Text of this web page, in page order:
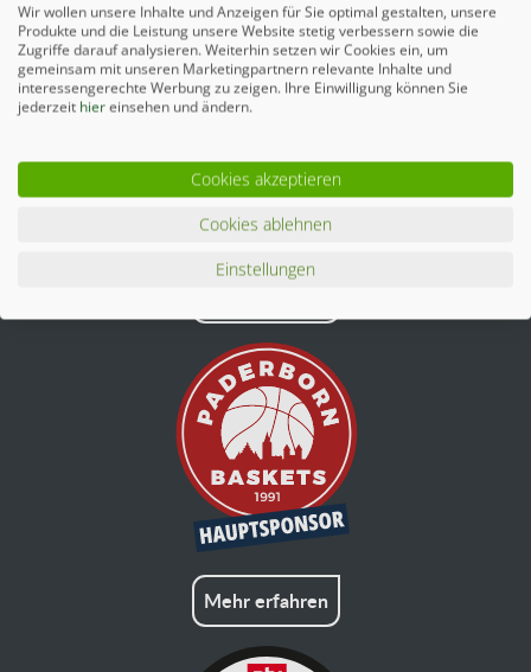
Mehr erfahren
Wir wollen unsere Inhalte und Anzeigen für Sie optimal gestalten, unsere
Produkte und die Leistung unsere Website stetig verbessern sowie die
Zugriffe darauf analysieren. Weiterhin setzen wir Cookies ein, um
gemeinsam mit unseren Marketingpartnern relevante Inhalte und
interessengerechte Werbung zu zeigen. Ihre Einwilligung können Sie
jederzeit hiereinsehen und ändern.
Cookies akzeptieren
Cookies ablehnen
Einstellungen